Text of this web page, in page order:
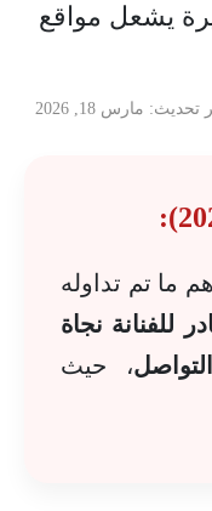
يشعل مواقع
تحديث مارس 18, 2026
ما تم تداوله
للفنانة نجاة
، حيث